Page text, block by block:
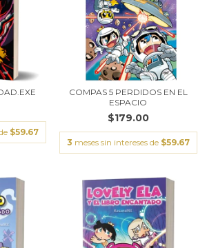
$59.67
COMPAS 5 PERDIDOS EN EL
ESPACIO
$179.00
3 meses sin intereses de $59.67